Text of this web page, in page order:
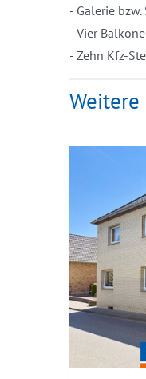
- Galerie
- Vier Balkone
- Zehn Kfz-